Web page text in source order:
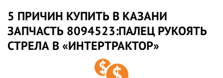
5 ПРИЧИН КУПИТЬ В КАЗАНИ
ЗАПЧАСТЬ 8094523:ПАЛЕЦ РУКОЯТЬ
СТРЕЛА В «ИНТЕРТРАКТОР»